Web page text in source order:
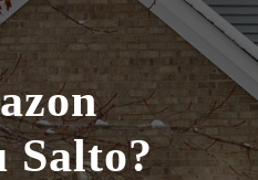
Salto?